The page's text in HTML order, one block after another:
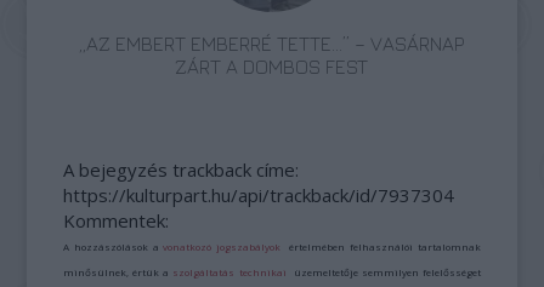
„AZ EMBERT EMBERRÉ TETTE…” – VASÁRNAP
ZÁRT A DOMBOS FEST
A bejegyzés trackback címe:
https://kulturpart.hu/api/trackback/id/7937304
Kommentek:
A hozzászólások avonatkozó jogszabályok értelmében felhasználói tartalomnak
minősülnek, értük a szolgáltatás technikai üzemeltetője semmilyen felelősséget